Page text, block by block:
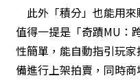
此外「積分」也能用來
值得一提是「奇蹟MU：
性簡單，能自動指引玩
備進行上架拍賣，同時